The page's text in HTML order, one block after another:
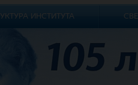
ИНСТИТУТА